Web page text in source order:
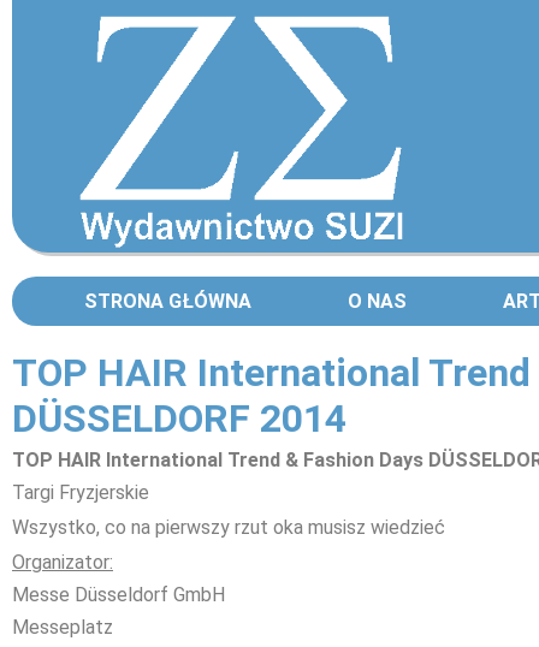
STRONA GŁÓWNA O NAS
TOP HAIR International
DÜSSELDORF 2014
TOP HAIR International Trend & Fashion Days
Targi Fryzjerskie
Wszystko, co na pierwszy rzut oka musisz wiedzieć
Organizator:
Messe Düsseldorf GmbH
Messeplatz